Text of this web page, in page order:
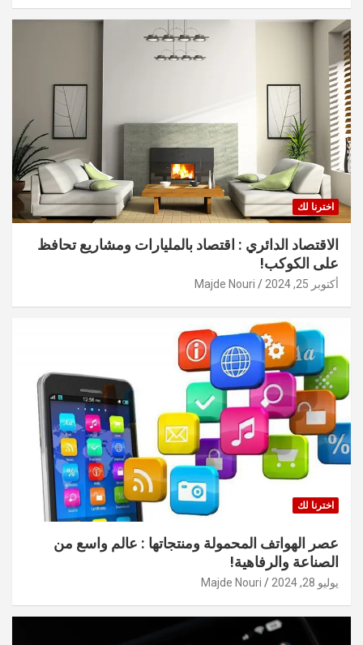
اخترنا لك
الاقتصاد الدائري : اقتصاد بالمليارات ومشاريع تحافظ
على الكوكب!
أكتوبر 25, 2024 Majde Nouri
اخترنا لك
عصر الهواتف المحمولة ومنتجاتها : عالم واسع من
الصناعة والرفاهية!
يوليو 28, 2024 Majde Nouri